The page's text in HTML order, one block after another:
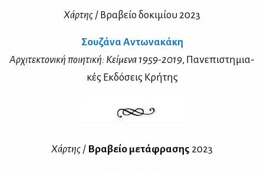
Χάρ­της / Βρα­βείο δο­κι­μί­ου 2023
Σου­ζά­να Αντω­να­κά­κη
Αρ­χι­τε­κτο­νι­κή ποι­η­τι­κή: Κεί­με­να 1959-2019, Πα­νε­πι­στη­μια­
κές Εκ­δό­σεις Κρή­της
Χάρ­της / Βρα­βείο με­τά­φρα­σης 2023